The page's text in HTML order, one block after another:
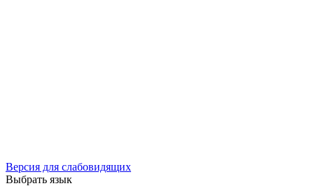
Версия для слабовидящих
Выбрать язык